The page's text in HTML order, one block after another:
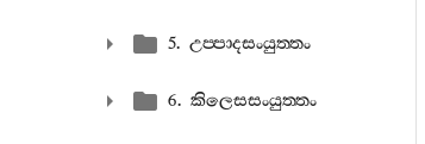
5. උප‍්පාදසංයුත‍්තං
6. කිලෙසසංයුත‍්තං